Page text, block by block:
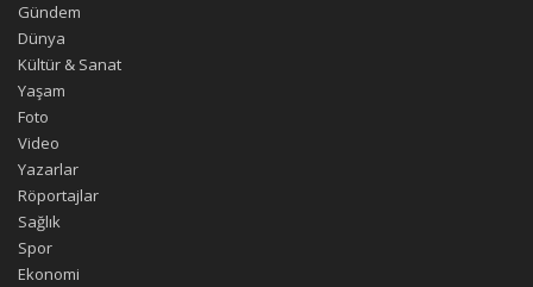
Gündem
Dünya
Kültür & Sanat
Yaşam
Foto
Video
Yazarlar
Röportajlar
Sağlık
Spor
Ekonomi